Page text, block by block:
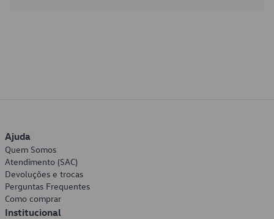
Ajuda
Quem Somos
Atendimento (SAC)
Devoluções e trocas
Perguntas Frequentes
Como comprar
Institucional